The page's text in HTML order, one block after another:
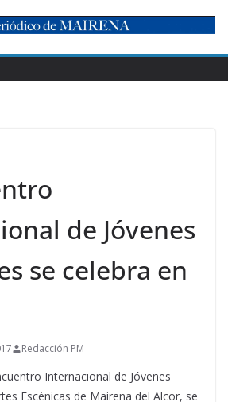
de Jóvenes
se celebra en
Redacción PM
Internacional de Jóvenes
Escénicas de Mairena del Alcor, se